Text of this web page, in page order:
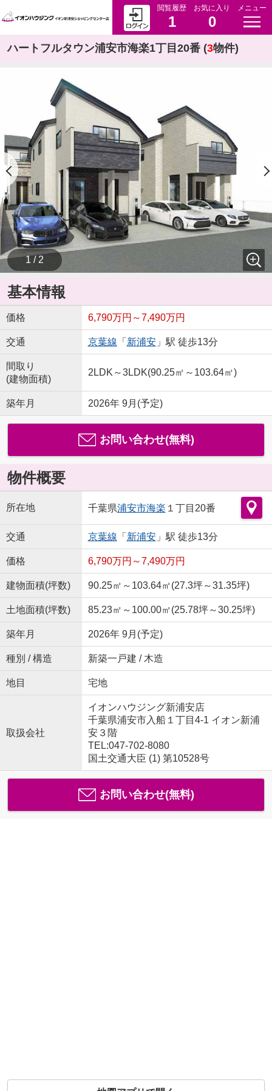
閲覧履歴
1
お気に入り
0
メニュー
ハートフルタウン浦安市海楽1丁目20番 (3物件)
1 / 2
基本情報
価格 6,790万円～7,490万円
交通 京葉線 「 新浦安」駅 徒歩13分
間取り
(建物面積)
2LDK～3LDK(90.25㎡～103.64㎡)
築年月 2026年 9月(予定)
お問い合わせ(無料)
物件概要
所在地 千葉県浦安市海楽 １丁目20番
交通 京葉線 「 新浦安」駅 徒歩13分
価格 6,790万円～7,490万円
建物面積(坪数) 90.25㎡～103.64㎡(27.3坪～31.35坪)
土地面積(坪数) 85.23㎡～100.00㎡(25.78坪～30.25坪)
築年月 2026年 9月(予定)
種別 / 構造 新築一戸建 / 木造
地目 宅地
取扱会社
イオンハウジング新浦安店
千葉県浦安市入船１丁目4-1 イオン新浦
安３階
TEL:047-702-8080
国土交通大臣 (1) 第10528号
お問い合わせ(無料)